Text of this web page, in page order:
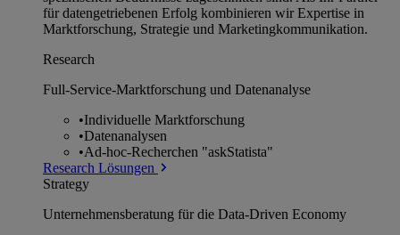
für datengetriebenen Erfolg kombinieren wir Expertise in
Marktforschung, Strategie und Marketingkommunikation.
Research
Full-Service-Marktforschung und Datenanalyse
•Individuelle Marktforschung
•Datenanalysen
•Ad-hoc-Recherchen "askStatista"
Research Lösungen
Strategy
Unternehmens­beratung für die Data-Driven Economy